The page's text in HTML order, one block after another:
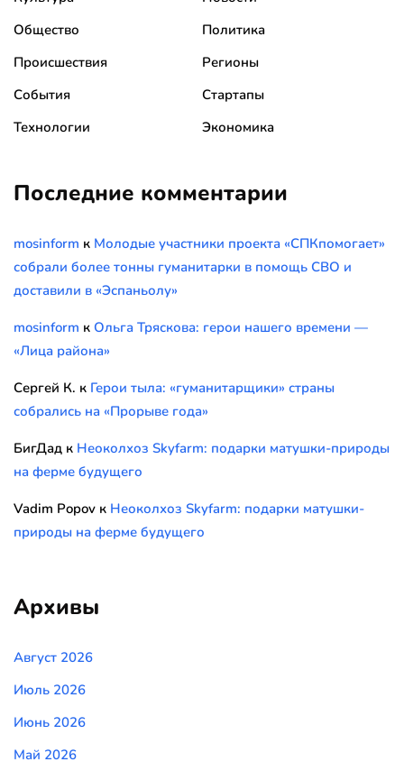
Общество
Политика
Происшествия
Регионы
События
Стартапы
Технологии
Экономика
Последние комментарии
mosinform к Молодые участники проекта «СПКпомогает»
собрали более тонны гуманитарки в помощь СВО и
доставили в «Эспаньолу»
mosinform к Ольга Тряскова: герои нашего времени —
«Лица района»
Сергей К. к Герои тыла: «гуманитарщики» страны
собрались на «Прорыве года»
БигДад к Неоколхоз Skyfarm: подарки матушки-природы
на ферме будущего
Vadim Popov к Неоколхоз Skyfarm: подарки матушки-
природы на ферме будущего
Архивы
Август 2026
Июль 2026
Июнь 2026
Май 2026